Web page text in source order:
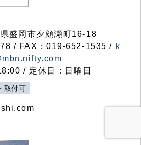
盛岡市夕顔瀬町16-18
/ FAX：019-652-1535 / k
/ 定休日：日曜日
取付可